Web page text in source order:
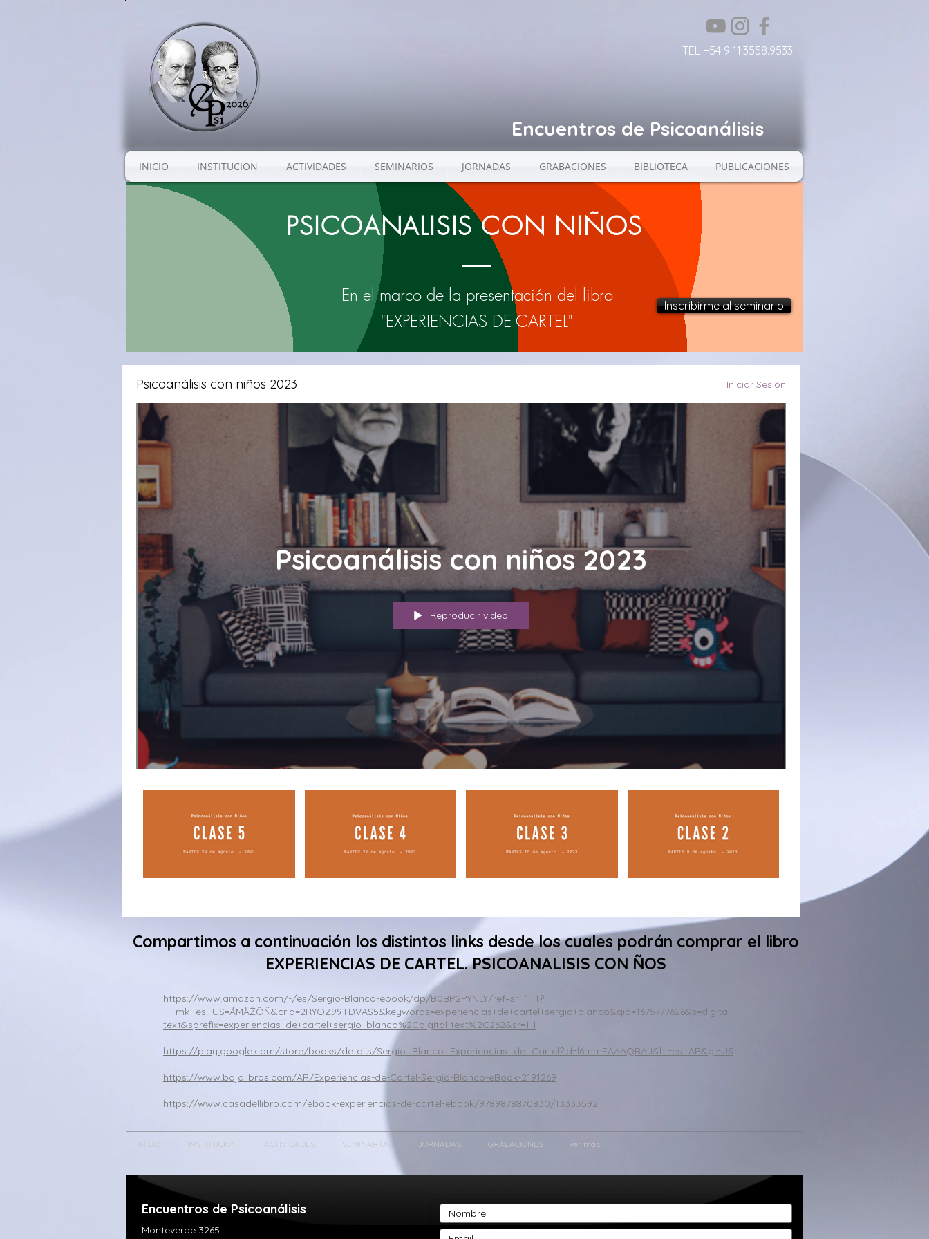
TEL +54 9 11.3558.9533
Encuentros de Psicoanálisis
INICIO INSTITUCION ACTIVIDADES SEMINARIOS JORNADAS GRABACIONES BIBLIOTECA PUBLICACIONES
PSICOANALISIS CON NIÑOS
En el marco de la presentación del libro
"EXPERIENCIAS DE CARTEL"
Inscribirme al seminario
Psicoanálisis con niños 2023 Iniciar Sesión
Psicoanálisis con niños 2023
Reproducir video
Compartimos a continuación los distintos links desde los cuales podrán comprar el libro
EXPERIENCIAS DE CARTEL. PSICOANALISIS CON ÑOS
https://www.amazon.com/-/es/Sergio-Blanco-ebook/dp/B0BP2PYNLY/ref=sr_1_1?
__mk_es_US=ÅMÅŽÕÑ&crid=2RYOZ99TDVAS5&keywords=experiencias+de+cartel+sergio+blanco&qid=1675777626&s=digital-
text&sprefix=experiencias+de+cartel+sergio+blanco%2Cdigital-text%2C262&sr=1-1
https://play.google.com/store/books/details/Sergio_Blanco_Experiencias_de_Cartel?id=l6mmEAAAQBAJ&hl=es_AR&gl=US
https://www.bajalibros.com/AR/Experiencias-de-Cartel-Sergio-Blanco-eBook-2191269
https://www.casadellibro.com/ebook-experiencias-de-cartel-ebook/9789878870830/13333592
INICIO INSTITUCION ACTIVIDADES SEMINARIOS JORNADAS GRABACIONES ver más
Encuentros de Psicoanálisis​
Monteverde 3265